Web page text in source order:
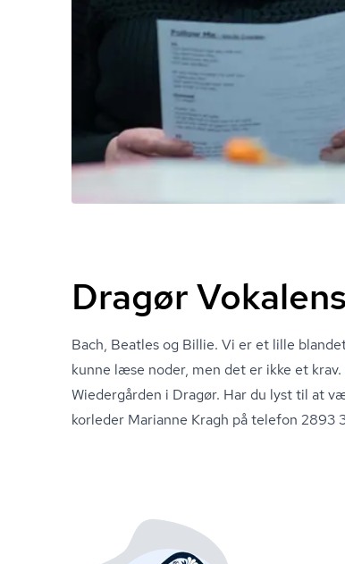
Dragør
Bach, Beatles og Billie. Vi er et lille
kunne læse noder, men det er ikke et
Wiedergården i Dragør. Har du lyst til at
korleder Marianne Kragh på telefon 2893